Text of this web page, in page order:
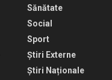
Sănătate
Social
Sport
Știri Externe
Știri Naționale